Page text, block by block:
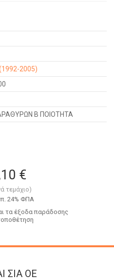
2005)
Β ΠΟΙΟΤΗΤΑ
€
τεμάχιο)
24% ΦΠΑ
τα έξοδα παράδοσης
ΣΙΑ OE